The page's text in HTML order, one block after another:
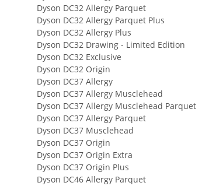
Dyson DC32 Allergy Parquet
Dyson DC32 Allergy Parquet Plus
Dyson DC32 Allergy Plus
Dyson DC32 Drawing - Limited Edition
Dyson DC32 Exclusive
Dyson DC32 Origin
Dyson DC37 Allergy
Dyson DC37 Allergy Musclehead
Dyson DC37 Allergy Musclehead Parquet
Dyson DC37 Allergy Parquet
Dyson DC37 Musclehead
Dyson DC37 Origin
Dyson DC37 Origin Extra
Dyson DC37 Origin Plus
Dyson DC46 Allergy Parquet